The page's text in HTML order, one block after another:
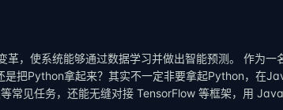
，使系统能够通过数据学习并做出智能预测。 作为一
把Python拿起来？其实不一定非要拿起Python，在
常见任务，还能无缝对接 TensorFlow 等框架，用